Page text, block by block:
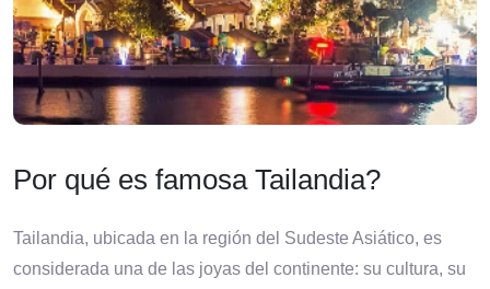
Por qué es famosa Tailandia?
Tailandia, ubicada en la región del Sudeste Asiático, es
considerada una de las joyas del continente: su cultura, su